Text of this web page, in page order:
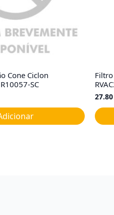
Cone Ciclon
SC
Filtro
27.80